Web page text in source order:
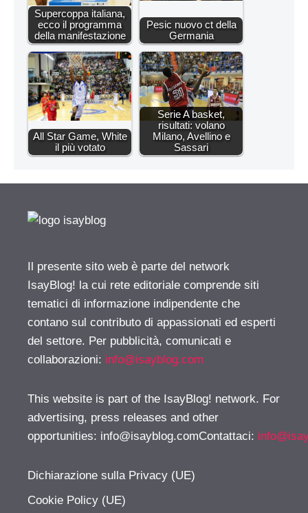
Supercoppa italiana,
ecco il programma
della manifestazione
Pesic nuovo ct della
Germania
All Star Game, White
il più votato
Serie A basket,
risultati: volano
Milano, Avellino e
Sassari
Il presente sito web è parte del network
IsayBlog! la cui rete editoriale comprende siti
tematici di informazione indipendente che
contano sul contributo di appassionati ed esperti
del settore. Per pubblicità, comunicati e
collaborazioni: info@isayblog.com
This website is part of the IsayBlog! network. For
advertising, press releases and other
opportunities: info@isayblog.comContattaci:
Dichiarazione sulla Privacy (UE)
Cookie Policy (UE)